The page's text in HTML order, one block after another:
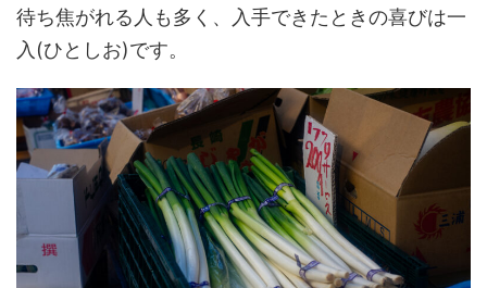
待ち焦がれる人も多く、入手できたときの喜びは一
入(ひとしお)です。